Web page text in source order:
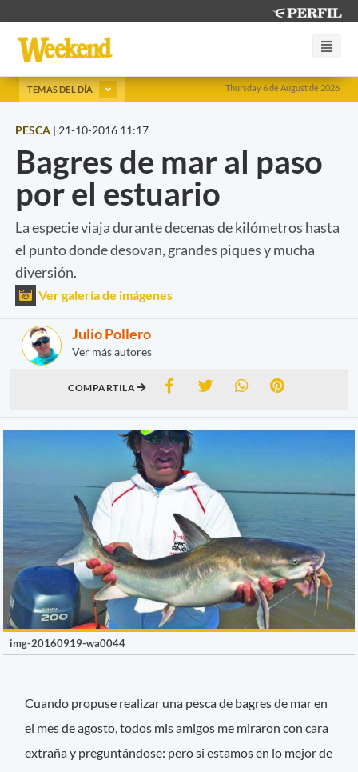
Thursday 6 de August de 2026
TEMAS DEL DÍA
PESCA | 21-10-2016 11:17
Bagres de mar al paso
por el estuario
La especie viaja durante decenas de kilómetros hasta
el punto donde desovan, grandes piques y mucha
diversión.
Ver galería de imágenes
Julio Pollero
Ver más autores
COMPARTILA
img-20160919-wa0044
Cuando propuse realizar una pesca de bagres de mar en
el mes de agosto, todos mis amigos me miraron con cara
extraña y preguntándose: pero si estamos en lo mejor de